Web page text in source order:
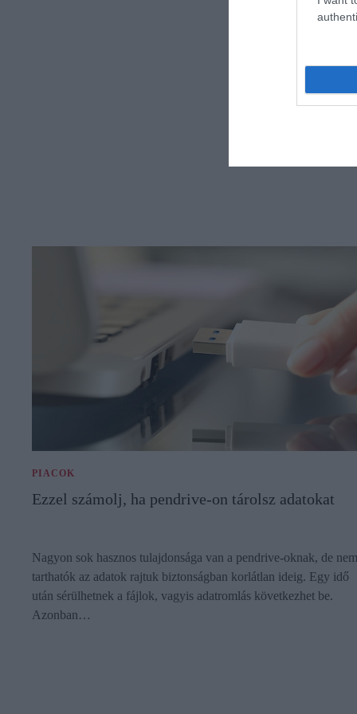
PIACOK
Ezzel számolj, ha pendrive-on tárolsz adatokat
Nagyon sok hasznos tulajdonsága van a pendrive-oknak, de nem
tarthatók az adatok rajtuk biztonságban korlátlan ideig. Egy idő
után sérülhetnek a fájlok, vagyis adatromlás következhet be.
Azonban…